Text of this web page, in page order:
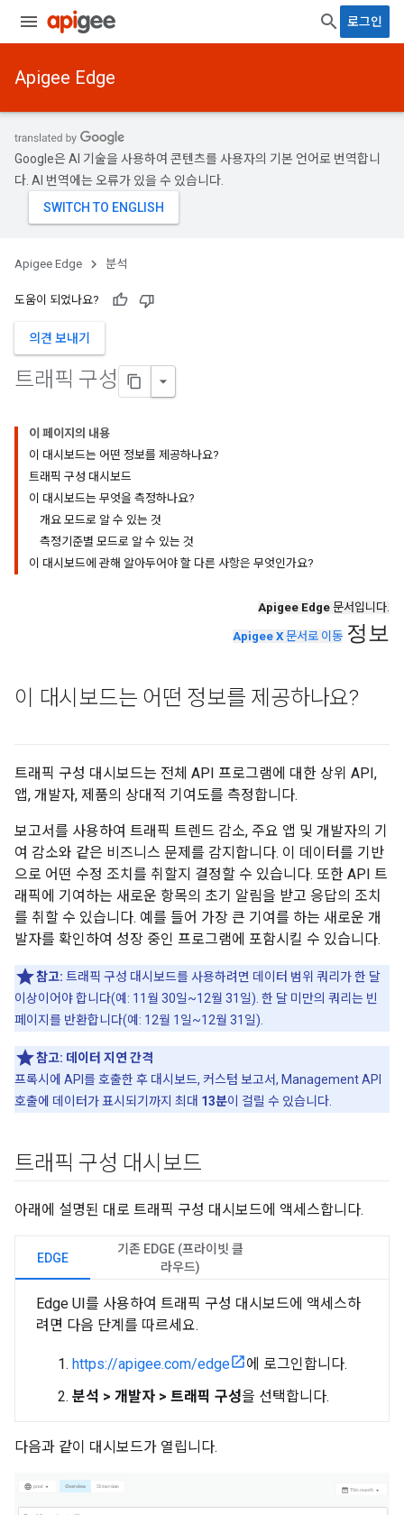
로그인
Apigee Edge
Google은 AI 기술을 사용하여 콘텐츠를 사용자의 기본 언어로 번역합니
다. AI 번역에는 오류가 있을 수 있습니다.
Apigee Edge 분석
도움이 되었나요?
의견 보내기
트래픽 구성
이 페이지의 내용
이 대시보드는 어떤 정보를 제공하나요?
트래픽 구성 대시보드
이 대시보드는 무엇을 측정하나요?
개요 모드로 알 수 있는 것
측정기준별 모드로 알 수 있는 것
이 대시보드에 관해 알아두어야 할 다른 사항은 무엇인가요?
Apigee Edge 문서입니다.
Apigee X 문서로 이동 정보
이 대시보드는 어떤 정보를 제공하나요?
트래픽 구성 대시보드는 전체 API 프로그램에 대한 상위 API,
앱, 개발자, 제품의 상대적 기여도를 측정합니다.
보고서를 사용하여 트래픽 트렌드 감소, 주요 앱 및 개발자의 기
여 감소와 같은 비즈니스 문제를 감지합니다. 이 데이터를 기반
으로 어떤 수정 조치를 취할지 결정할 수 있습니다. 또한 API 트
래픽에 기여하는 새로운 항목의 초기 알림을 받고 응답의 조치
를 취할 수 있습니다. 예를 들어 가장 큰 기여를 하는 새로운 개
발자를 확인하여 성장 중인 프로그램에 포함시킬 수 있습니다.
참고: 트래픽 구성 대시보드를 사용하려면 데이터 범위 쿼리가 한 달
이상이어야 합니다(예: 11월 30일~12월 31일). 한 달 미만의 쿼리는 빈
페이지를 반환합니다(예: 12월 1일~12월 31일).
참고: 데이터 지연 간격
프록시에 API를 호출한 후 대시보드, 커스텀 보고서, Management API
호출에 데이터가 표시되기까지 최대 13분이 걸릴 수 있습니다.
트래픽 구성 대시보드
아래에 설명된 대로 트래픽 구성 대시보드에 액세스합니다.
EDGE
기존 EDGE (프라이빗 클
라우드)
Edge UI를 사용하여 트래픽 구성 대시보드에 액세스하
려면 다음 단계를 따르세요.
https://apigee.com/edge
에 로그인합니다.
분석 > 개발자 > 트래픽 구성을 선택합니다.
다음과 같이 대시보드가 열립니다.